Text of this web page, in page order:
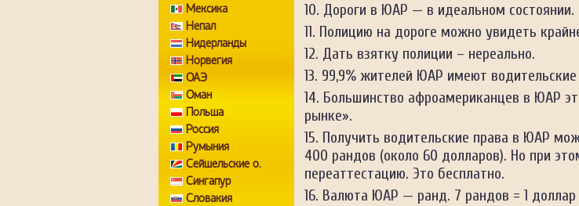
Мексика
Непал
Нидерланды
Норвегия
ОАЭ
Оман
Польша
Россия
Румыния
Сейшельские о.
Сингапур
Словакия
Дороги в ЮАР — в идеальном состоянии.
Полицию на дороге можно увидеть
Дать взятку полиции – нереально.
99,9% жителей ЮАР имеют водительские
Большинство афроамериканцев в ЮАР
рынке».
Получить водительские права в ЮАР
400 рандов (около 60 долларов). Но при
переаттестацию. Это бесплатно.
Валюта ЮАР — ранд. 7 рандов = 1